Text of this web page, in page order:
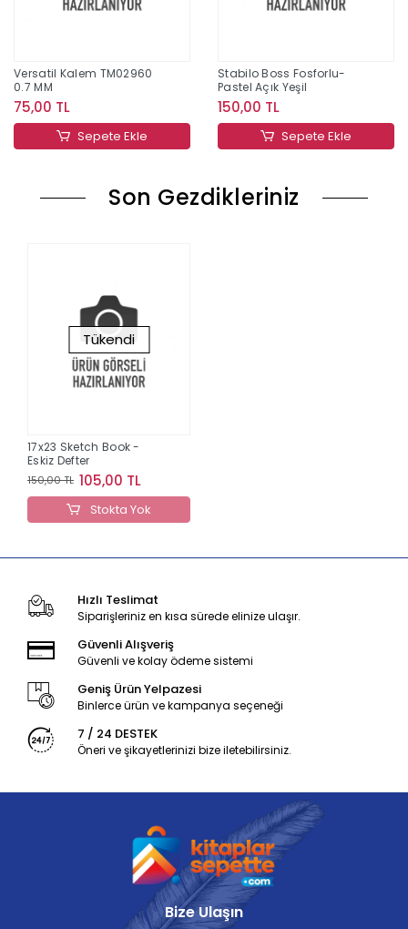
Versatil Kalem TM02960
0.7 MM
75,00 TL
Sepete Ekle
Stabilo Boss Fosforlu-
Pastel Açık Yeşil
150,00 TL
Sepete Ekle
Son Gezdikleriniz
Tükendi
17x23 Sketch Book -
Eskiz Defter
150,00 TL 105,00 TL
Stokta Yok
Hızlı Teslimat
Siparişleriniz en kısa sürede elinize ulaşır.
Güvenli Alışveriş
Güvenli ve kolay ödeme sistemi
Geniş Ürün Yelpazesi
Binlerce ürün ve kampanya seçeneği
7 / 24 DESTEK
Öneri ve şikayetlerinizi bize iletebilirsiniz.
Bize Ulaşın